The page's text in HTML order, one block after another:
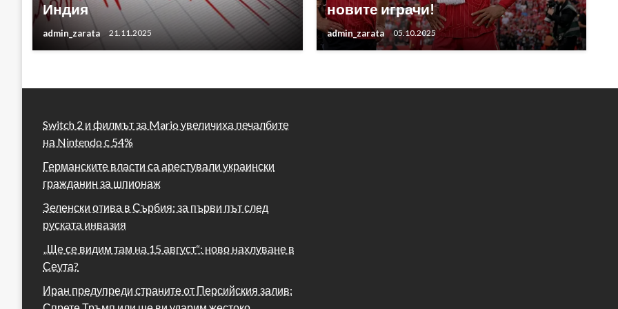
Индия
admin_zarata 21.11.2025
новите играчи!
admin_zarata 05.10.2025
Switch 2 и филмът за Mario увеличиха печалбите
на Nintendo с 54%
Германските власти са арестували украински
гражданин за шпионаж
Зеленски отива в Сърбия: за първи път след
руската инвазия
„Ще се видим там на 15 август“: ново нахлуване в
Сеута?
Иран предупреди страните от Персийския залив: